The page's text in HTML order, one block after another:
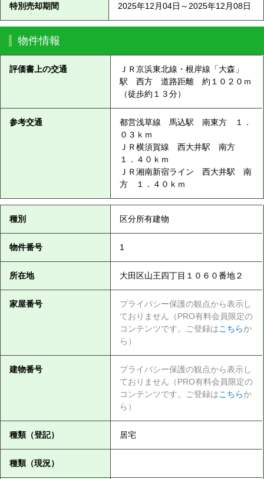
特別売却期間 2025年12月04日～2025年12月08日
物件情報
評価書上の交通
ＪＲ京浜東北線・根岸線「大森」
駅 西方 道路距離 約１０２０ｍ
（徒歩約１３分）
参考交通
都営浅草線 馬込駅 南東方 １．
０３ｋｍ
ＪＲ横須賀線 西大井駅 南方
１．４０ｋｍ
ＪＲ湘南新宿ライン 西大井駅 南
方 １．４０ｋｍ
種別 区分所有建物
物件番号 1
所在地 大田区山王四丁目１０６０番地２
家屋番号
プライバシー保護の観点から表示し
ておりません（PRO有料会員限定の
コンテンツです。ご登録はこちらか
ら）
建物番号
プライバシー保護の観点から表示し
ておりません（PRO有料会員限定の
コンテンツです。ご登録はこちらか
ら）
種類（登記） 居宅
種類（現況）